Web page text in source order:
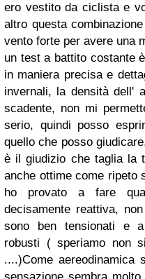
ero vestito da ciclista e
altro questa
vento forte per avere una
un test a battito costante
in maniera precisa e
invernali, la densità dell'
scadente, non mi
serio, quindi posso
quello che posso
è il giudizio che taglia la
anche ottime come ripeto
ho provato a fare
decisamente reattiva,
sono ben tensionati e
robusti ( speriamo non
....)Come